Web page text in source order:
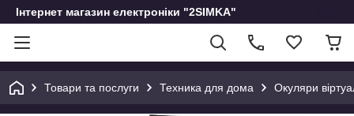
Інтернет магазин електроніки "2SIMKA"
Товари та послуги Техника для дома Окуляри